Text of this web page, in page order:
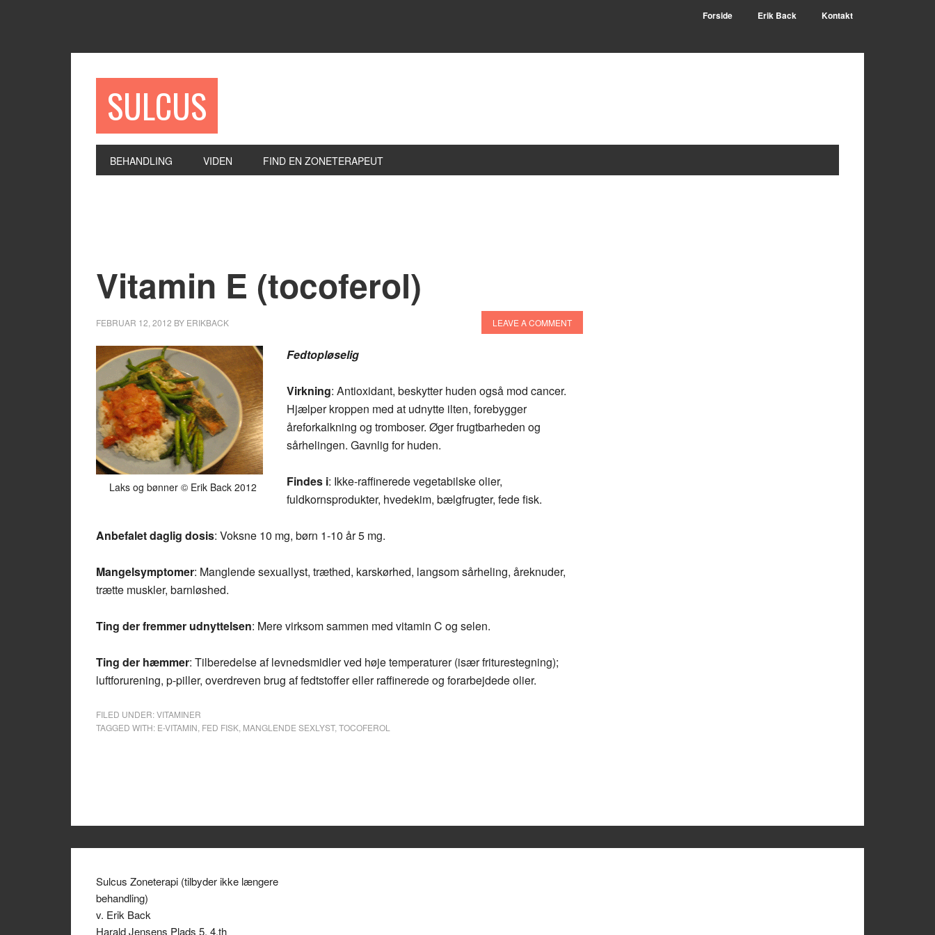
Forside Erik Back Kontakt
SULCUS
BEHANDLING VIDEN FIND EN ZONETERAPEUT
Vitamin E (tocoferol)
FEBRUAR 12, 2012 BY ERIKBACK LEAVE A COMMENT
Laks og bønner © Erik Back 2012
Fedtopløselig
Virkning: Antioxidant, beskytter huden også mod cancer.
Hjælper kroppen med at udnytte ilten, forebygger
åreforkalkning og tromboser. Øger frugtbarheden og
sårhelingen. Gavnlig for huden.
Findes i: Ikke-raffinerede vegetabilske olier,
fuldkornsprodukter, hvedekim, bælgfrugter, fede fisk.
Anbefalet daglig dosis: Voksne 10 mg, børn 1-10 år 5 mg.
Mangelsymptomer: Manglende sexuallyst, træthed, karskørhed, langsom sårheling, åreknuder,
trætte muskler, barnløshed.
Ting der fremmer udnyttelsen: Mere virksom sammen med vitamin C og selen.
Ting der hæmmer: Tilberedelse af levnedsmidler ved høje temperaturer (især friturestegning);
luftforurening, p-piller, overdreven brug af fedtstoffer eller raffinerede og forarbejdede olier.
FILED UNDER:VITAMINER
TAGGED WITH: E-VITAMIN FED FISK MANGLENDE SEXLYST, TOCOFEROL
Sulcus Zoneterapi (tilbyder ikke længere
behandling)
v. Erik Back
Harald Jensens Plads 5, 4.th